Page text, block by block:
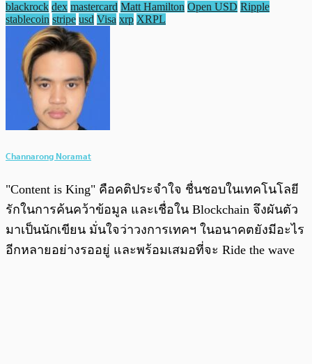
blackrock dex mastercard Matt Hamilton Open USD Ripple
stablecoin stripe usd Visa xrp XRPL
Channarong Noramat
"Content is King" คือคติประจำใจ ชื่นชอบในเทคโนโลยี
รักในการค้นคว้าข้อมูล และเชื่อใน Blockchain จึงผันตัว
มาเป็นนักเขียน มั่นใจว่าวงการเทคฯ ในอนาคตยังมีอะไร
อีกหลายอย่างรออยู่ และพร้อมเสมอที่จะ Ride the wave